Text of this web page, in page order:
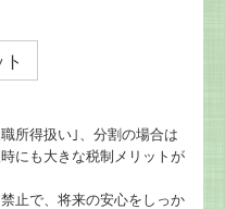
所得扱い｣、分割の場合は
にも大きな税制メリットが
止で、将来の安心をしっか